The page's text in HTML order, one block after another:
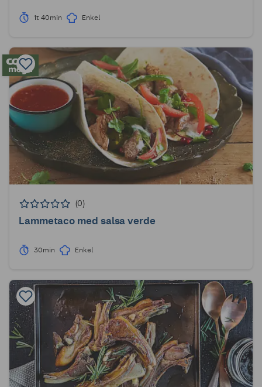
1t 40min Enkel
(0)
Lammetaco med salsa verde
30min Enkel